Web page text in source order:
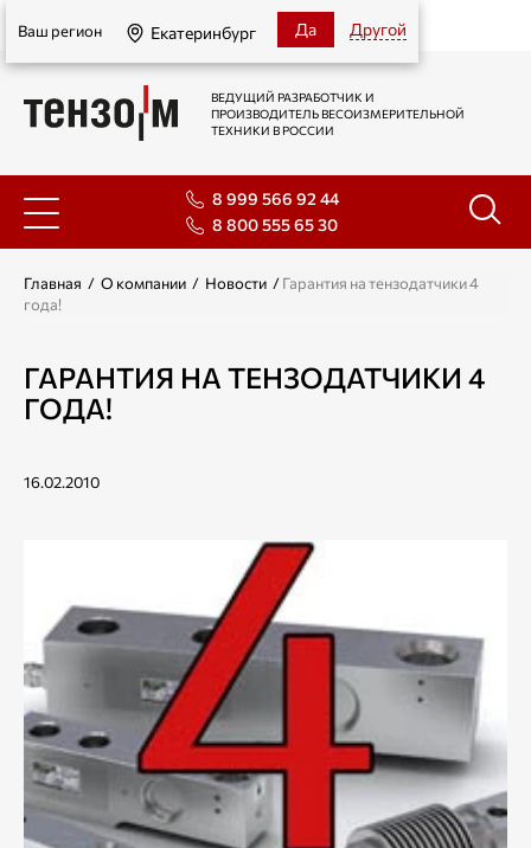
Екатеринбург
Ваш регион Екатеринбург Да Другой
ВЕДУЩИЙ РАЗРАБОТЧИК И
ПРОИЗВОДИТЕЛЬ ВЕСОИЗМЕРИТЕЛЬНОЙ
ТЕХНИКИ В РОССИИ
8 999 566 92 44
8 800 555 65 30
Главная / О компании / Новости /Гарантия на тензодатчики 4
года!
ГАРАНТИЯ НА ТЕНЗОДАТЧИКИ 4
ГОДА!
16.02.2010